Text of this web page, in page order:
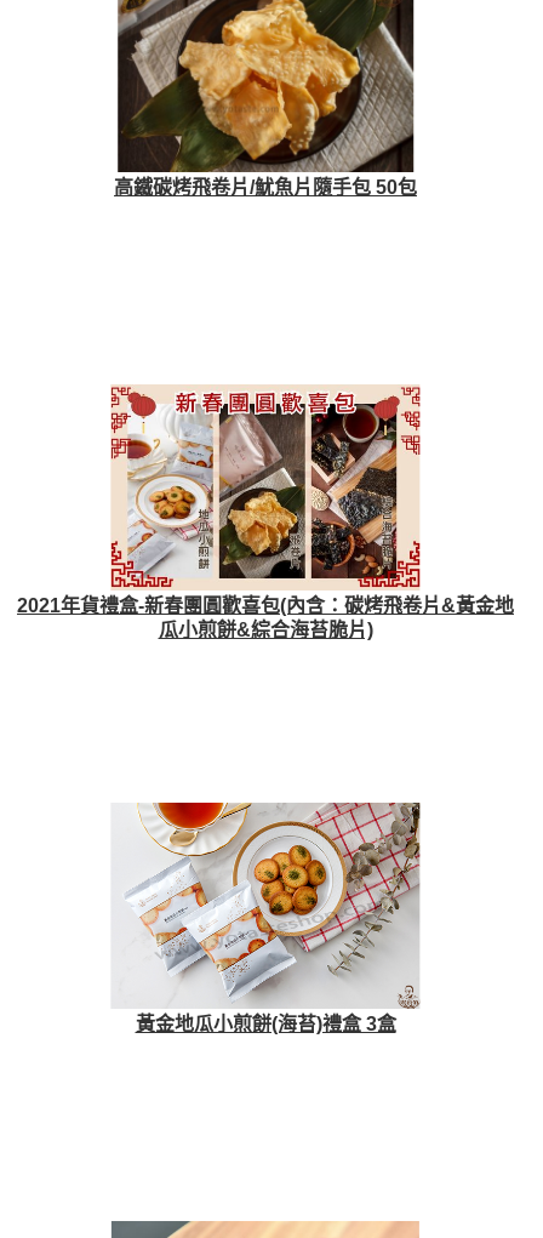
高鐵碳烤飛卷片/魷魚片隨手包 50包
2021年貨禮盒-新春團圓歡喜包(內含：碳烤飛卷片&黃金地
瓜小煎餅&綜合海苔脆片)
黃金地瓜小煎餅(海苔)禮盒 3盒